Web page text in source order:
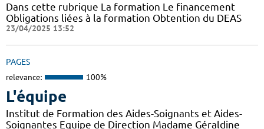
Dans cette rubrique La formation Le financement
Obligations liées à la formation Obtention du DEAS
23/04/2025 13:52
PAGES
relevance: 100%
L'équipe
Institut de Formation des Aides-Soignants et Aides-
Soignantes Equipe de Direction Madame Géraldine